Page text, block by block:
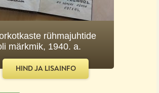
rühmajuhtide
märkmik, 1940. a.
HIND JA LISAINFO